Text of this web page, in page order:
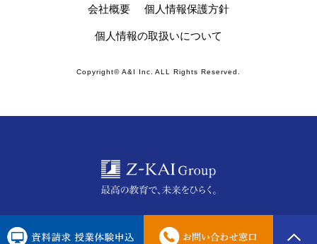
会社概要 個人情報保護方針
個人情報の取扱いについて
Copyright© A&I Inc. ALL Rights Reserved.